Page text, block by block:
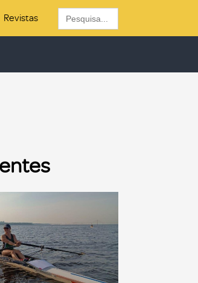
Revistas
Search
for: